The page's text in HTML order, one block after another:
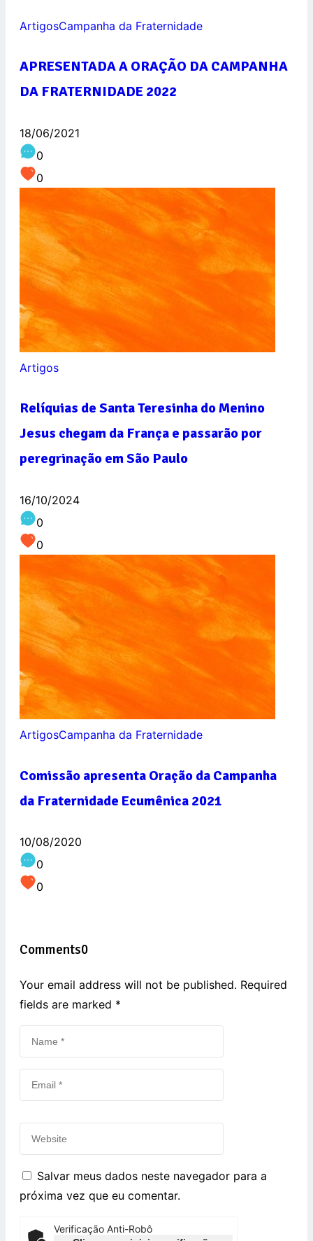
ArtigosCampanha da Fraternidade
APRESENTADA A ORAÇÃO DA CAMPANHA
DA FRATERNIDADE 2022
18/06/2021
0
0
Artigos
Relíquias de Santa Teresinha do Menino
Jesus chegam da França e passarão por
peregrinação em São Paulo
16/10/2024
0
0
ArtigosCampanha da Fraternidade
Comissão apresenta Oração da Campanha
da Fraternidade Ecumênica 2021
10/08/2020
0
0
Comments0
Your email address will not be published. Required
fields are marked *
Salvar meus dados neste navegador para a
próxima vez que eu comentar.
Verificação Anti-Robô